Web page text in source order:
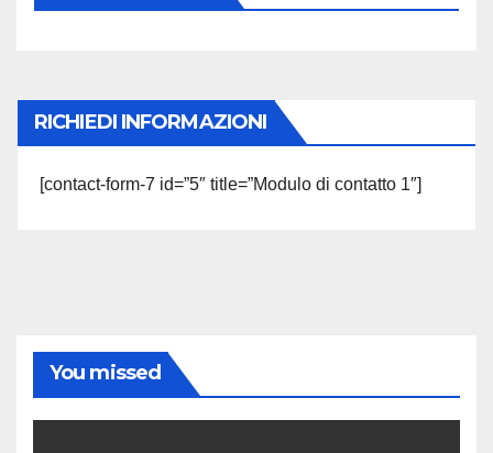
RICHIEDI INFORMAZIONI
[contact-form-7 id=”5″ title=”Modulo di contatto 1″]
You missed